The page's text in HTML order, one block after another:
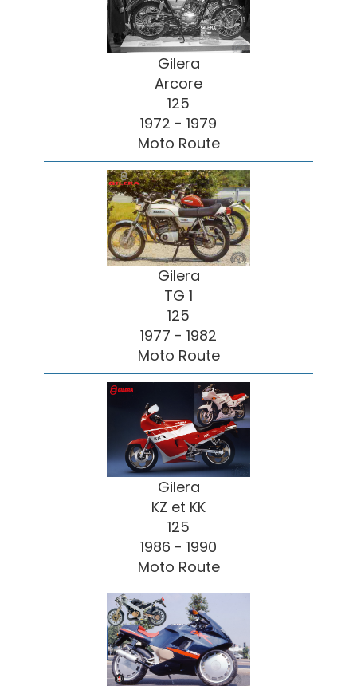
Gilera
Arcore
125
1972 - 1979
Moto Route
Gilera
TG 1
125
1977 - 1982
Moto Route
Gilera
KZ et KK
125
1986 - 1990
Moto Route